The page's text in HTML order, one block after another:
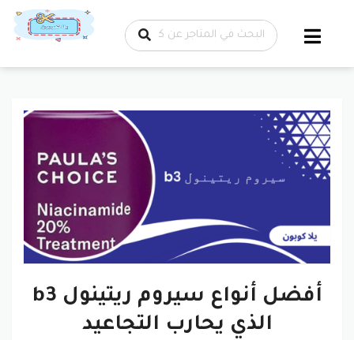
تخطي إلى
المحتوى
أفضل أنواع سيروم ريتينول b3
الذي يحارب التجاعيد